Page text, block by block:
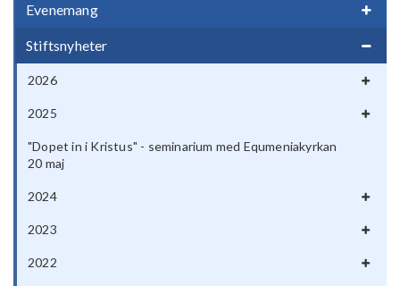
Evenemang
Stiftsnyheter
2026
2025
"Dopet in i Kristus" - seminarium med Equmeniakyrkan
20 maj
2024
2023
2022